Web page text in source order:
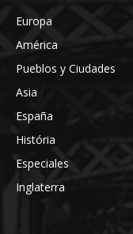
Europa
América
Pueblos y Ciudades
Asia
España
História
Especiales
Inglaterra